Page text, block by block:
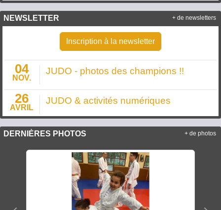
NEWSLETTER
Inscription à la newsletter
04
NOV.
JUDO - photos des champions !!
26
AVRIL
JUDO & activités numériques
+ de newsletters
DERNIÈRES PHOTOS + de photos